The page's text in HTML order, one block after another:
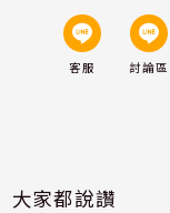
客服 討論區
大家都說讚